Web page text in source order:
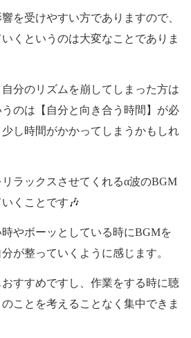
を受けやすい方でありますので、
くというのは大変なことでありま
分のリズムを崩してしまった方は
のは【自分と向き合う時間】が必
し時間がかかってしまうかもしれ
ラックスさせてくれるα波のBGM
くことです🎶
やボーッとしている時にBGMを
が整っていくように感じます。
すすめですし、作業をする時に聴
ことを考えることなく集中できま